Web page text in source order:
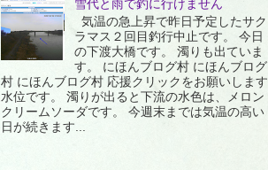
雪代と雨で釣に行けません
気温の急上昇で昨日予定したサク
ラマス２回目釣行中止です。 今日
の下渡大橋です。 濁りも出ていま
す。 にほんブログ村 にほんブログ
村 にほんブログ村 応援クリックをお願いします
水位です。 濁りが出ると下流の水色は、メロン
クリームソーダです。 今週末までは気温の高い
日が続きます...